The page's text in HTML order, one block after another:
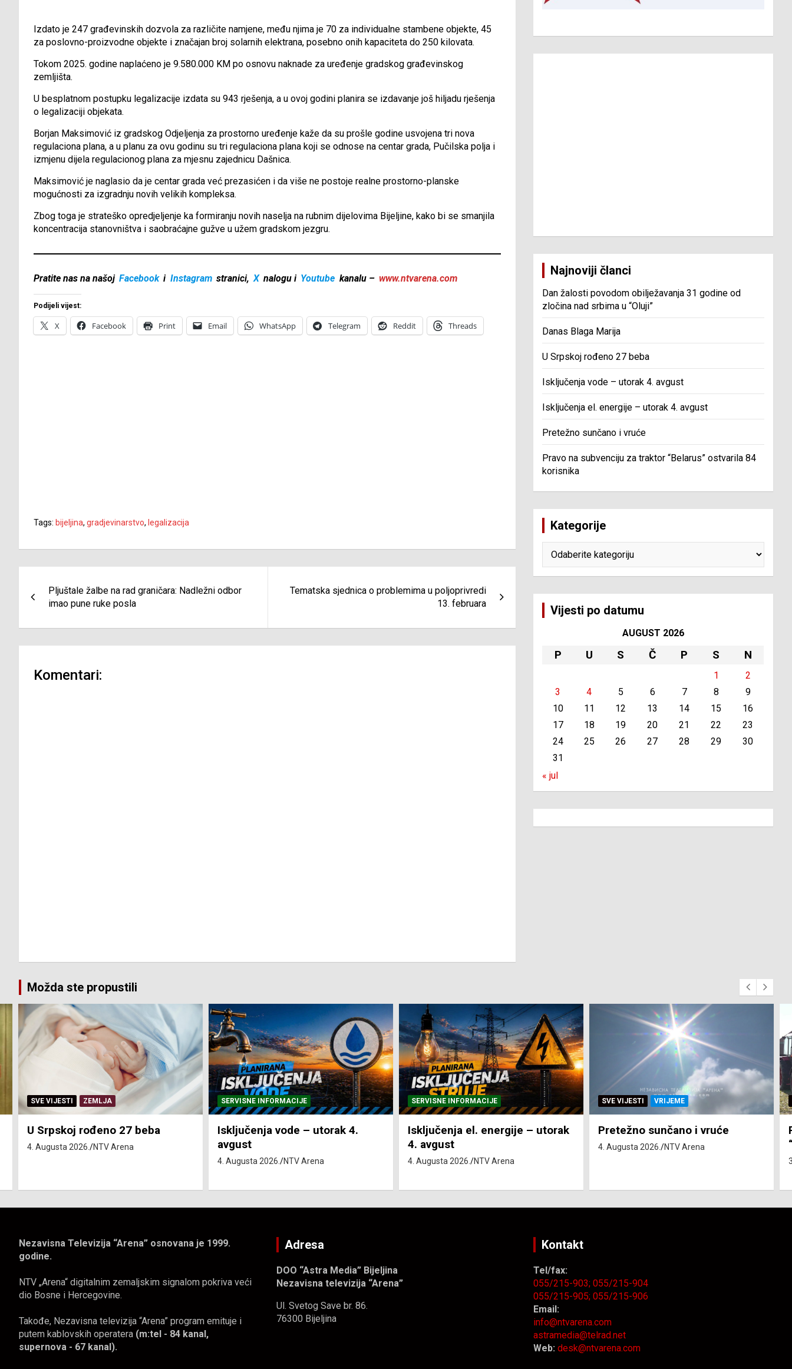
Izdato je 247 građevinskih dozvola za različite namjene, među njima je 70 za individualne stambene objekte, 45
za poslovno-proizvodne objekte i značajan broj solarnih elektrana, posebno onih kapaciteta do 250 kilovata.
Tokom 2025. godine naplaćeno je 9.580.000 KM po osnovu naknade za uređenje gradskog građevinskog
zemljišta.
U besplatnom postupku legalizacije izdata su 943 rješenja, a u ovoj godini planira se izdavanje još hiljadu rješenja
o legalizaciji objekata.
Borjan Maksimović iz gradskog Odjeljenja za prostorno uređenje kaže da su prošle godine usvojena tri nova
regulaciona plana, a u planu za ovu godinu su tri regulaciona plana koji se odnose na centar grada, Pučilska polja i
izmjenu dijela regulacionog plana za mjesnu zajednicu Dašnica.
Maksimović je naglasio da je centar grada već prezasićen i da više ne postoje realne prostorno-planske
mogućnosti za izgradnju novih velikih kompleksa.
Zbog toga je strateško opredjeljenje ka formiranju novih naselja na rubnim dijelovima Bijeljine, kako bi se smanjila
koncentracija stanovništva i saobraćajne gužve u užem gradskom jezgru.
Pratite nas na našoj Facebook i Instagram stranici, X nalogu i Youtube kanalu – www.ntvarena.com
Podijeli vijest:
X Facebook Print Email WhatsApp Telegram Reddit Threads
Tags: bijeljina, gradjevinarstvo, legalizacija
članaka
Pljuštale žalbe na rad graničara: Nadležni odbor
imao pune ruke posla
Tematska sjednica o problemima u poljoprivredi
13. februara
Komentari:
Najnoviji članci
Dan žalosti povodom obilježavanja 31 godine od
zločina nad srbima u “Oluji”
Danas Blaga Marija
U Srpskoj rođeno 27 beba
Isključenja vode – utorak 4. avgust
Isključenja el. energije – utorak 4. avgust
Pretežno sunčano i vruće
Pravo na subvenciju za traktor “Belarus” ostvarila 84
korisnika
Kategorije
Vijesti po datumu
AUGUST 2026
P U S Č P S N
1
2
3
4 5 6 7 8
9
10
11 12 13 14 15
16
17
18 19 20 21 22
23
24
25 26 27 28 29
30
31
« jul
Možda ste propustili
SERVISNE INFORMACIJE
Isključenja vode – utorak 4.
avgust
SERVISNE INFORMACIJE
Isključenja el. energije – utorak
4. avgust
4. Augusta 2026. NTV Arena
SVE VIJESTI VRIJEME
Pretežno sunčano i vruće
4. Augusta 2026.
SVE VIJESTI ZEMLJA
Pravo na subvenciju za traktor
“Belarus” ostvarila 84 korisnika
Nezavisna Televizija “Arena” osnovana je 1999.
godine.
NTV „Arena“ digitalnim zemaljskim signalom pokriva veći
dio Bosne i Hercegovine.
Takođe, Nezavisna televizija “Arena” program emituje i
putem kablovskih operatera (m:tel - 84 kanal,
supernova - 67 kanal).
Adresa
DOO “Astra Media” Bijeljina
Nezavisna televizija “Arena”
Ul. Svetog Save br. 86.
76300 Bijeljina
Kontakt
Tel/fax:
055/215-903;055/215-904
055/215-905;055/215-906
Email:
info@ntvarena.com
astramedia@telrad.net
Web: desk@ntvarena.com